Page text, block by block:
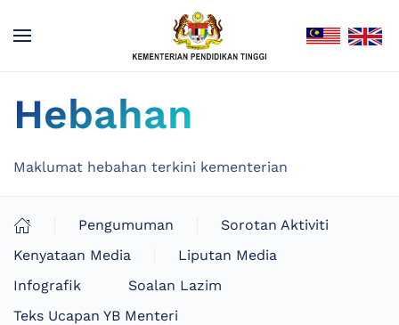
Hebahan
Maklumat hebahan terkini kementerian
Pengumuman
Sorotan Aktiviti
Kenyataan Media
Liputan Media
Infografik
Soalan Lazim
Teks Ucapan YB Menteri